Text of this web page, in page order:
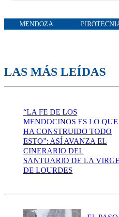
MENDOZA
LAS MÁS LEÍDAS
“LA FE DE LOS
MENDOCINOS ES LO QUE
HA CONSTRUIDO TODO
ESTO”: ASÍ AVANZA EL
CINERARIO DEL
SANTUARIO DE LA
DE LOURDES